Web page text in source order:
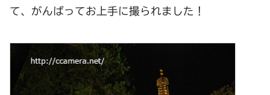
て、がんばってお上手に撮られました！